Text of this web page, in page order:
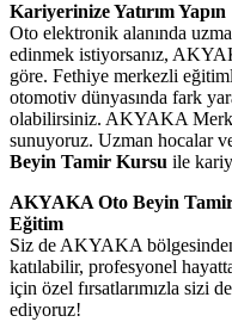
Kariyerinize Yatırım Yapın
Oto elektronik alanında
edinmek istiyorsanız,
göre. Fethiye merkezli
otomotiv dünyasında fark
olabilirsiniz. AKYAKA
sunuyoruz. Uzman hocalar
Beyin Tamir Kursu ile
AKYAKA Oto Beyin
Eğitim
Siz de AKYAKA
katılabilir, profesyonel
için özel fırsatlarımızla sizi
ediyoruz!